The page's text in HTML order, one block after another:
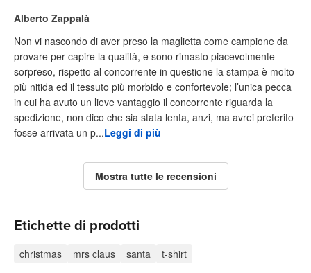
Alberto Zappalà
Non vi nascondo di aver preso la maglietta come campione da
provare per capire la qualità, e sono rimasto piacevolmente
sorpreso, rispetto al concorrente in questione la stampa è molto
più nitida ed il tessuto più morbido e confortevole; l’unica pecca
in cui ha avuto un lieve vantaggio il concorrente riguarda la
spedizione, non dico che sia stata lenta, anzi, ma avrei preferito
fosse arrivata un p...Leggi di più
Mostra tutte le recensioni
Etichette di prodotti
christmas mrs claus santa t-shirt